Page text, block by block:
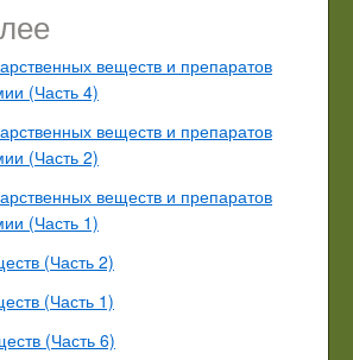
веществ и препаратов
(Часть 4)
веществ и препаратов
(Часть 2)
веществ и препаратов
(Часть 1)
(Часть 2)
(Часть 1)
(Часть 6)